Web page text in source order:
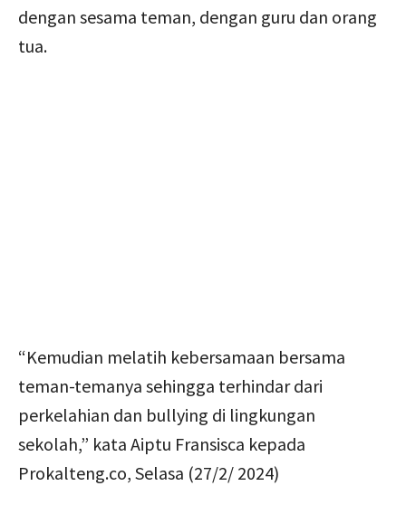
dengan sesama teman, dengan guru dan orang
tua.
“Kemudian melatih kebersamaan bersama
teman-temanya sehingga terhindar dari
perkelahian dan bullying di lingkungan
sekolah,” kata Aiptu Fransisca kepada
Prokalteng.co, Selasa (27/2/ 2024)